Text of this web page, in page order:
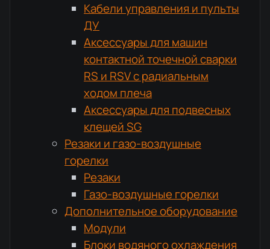
Кабели управления и пульты
ДУ
Аксессуары для машин
контактной точечной сварки
RS и RSV с радиальным
ходом плеча
Аксессуары для подвесных
клещей SG
Резаки и газо-воздушные
горелки
Резаки
Газо-воздушные горелки
Дополнительное оборудование
Модули
Блоки водяного охлаждения